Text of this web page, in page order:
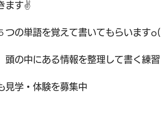
ます✌️
つの単語を覚えて書いてもらいます
頭の中にある情報を整理して書く練
見学・体験を募集中